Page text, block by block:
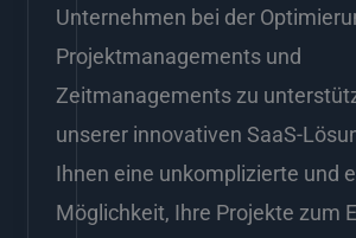
Unternehmen bei der
Projektmanagements und
Zeitmanagements zu
unserer innovativen SaaS-
Ihnen eine unkomplizierte und
Möglichkeit, Ihre Projekte zum